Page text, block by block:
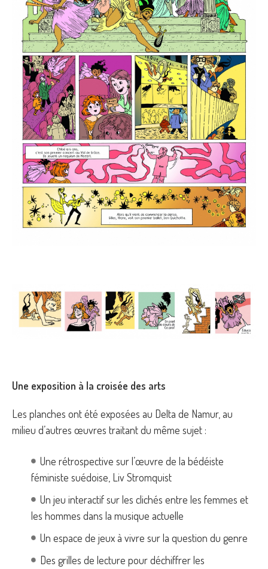
Une exposition à la croisée des arts
Les planches ont été exposées au Delta de Namur, au
milieu d’autres œuvres traitant du même sujet :
Une rétrospective sur l’œuvre de la bédéiste
féministe suédoise, Liv Stromquist
Un jeu interactif sur les clichés entre les femmes et
les hommes dans la musique actuelle
Un espace de jeux à vivre sur la question du genre
Des grilles de lecture pour déchiffrer les